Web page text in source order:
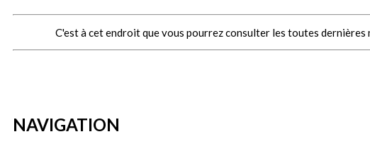
C'est à cet endroit que vous pourrez consulter les toutes dernières
NAVIGATION